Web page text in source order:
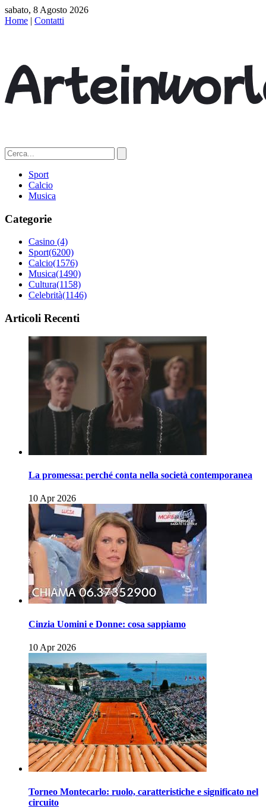
sabato, 8 Agosto 2026
Home | Contatti
Sport
Calcio
Musica
Categorie
Casino (4)
Sport(6200)
Calcio(1576)
Musica(1490)
Cultura(1158)
Celebrità(1146)
Articoli Recenti
La promessa: perché conta nella società contemporanea
10 Apr 2026
Cinzia Uomini e Donne: cosa sappiamo
10 Apr 2026
Torneo Montecarlo: ruolo, caratteristiche e significato nel
circuito